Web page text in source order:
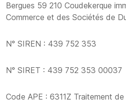
Bergues 59 210 Coudekerque
Commerce et des Sociétés de
N° SIREN : 439 752 353
N° SIRET : 439 752 353 00037
Code APE : 6311Z Traitement